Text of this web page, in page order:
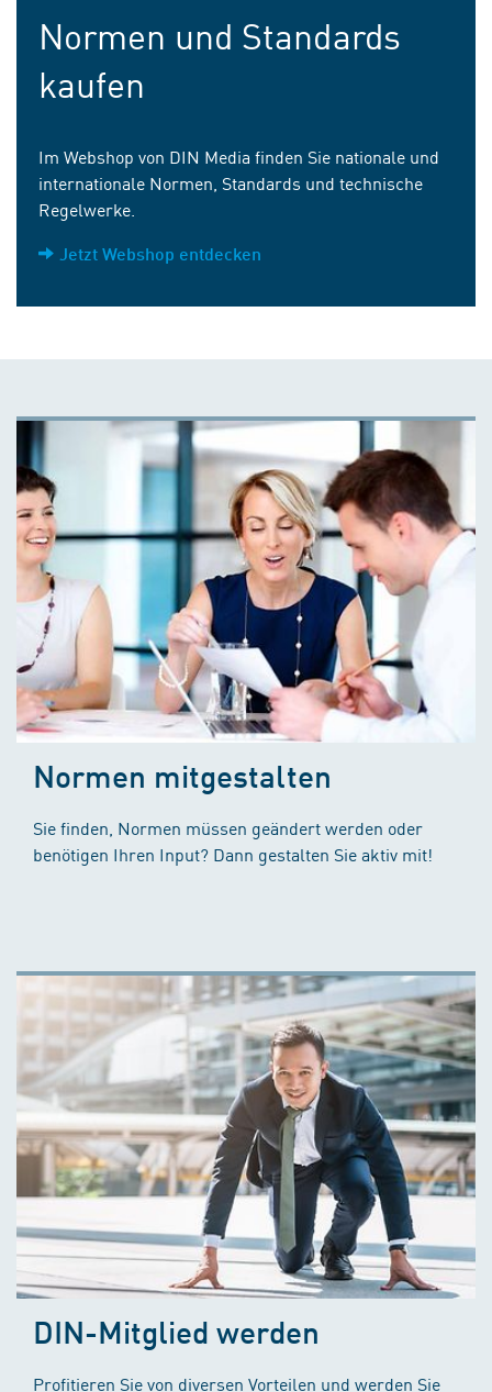
Normen und Standards
kaufen
Im Webshop von DIN Media finden Sie nationale und
internationale Normen, Standards und technische
Regelwerke.
Jetzt Webshop entdecken
Normen mitgestalten
Sie finden, Normen müssen geändert werden oder
benötigen Ihren Input? Dann gestalten Sie aktiv mit!
DIN-Mitglied werden
Profitieren Sie von diversen Vorteilen und werden Sie